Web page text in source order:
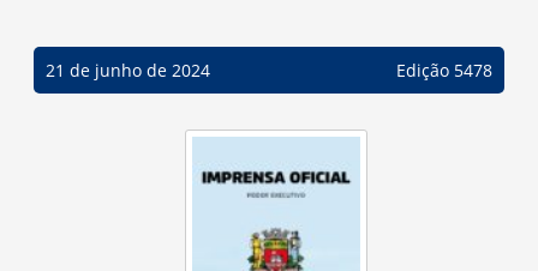
21 de junho de 2024 Edição 5478